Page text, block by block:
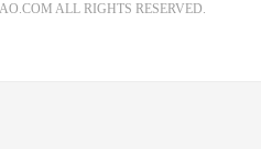
ALL RIGHTS RESERVED.